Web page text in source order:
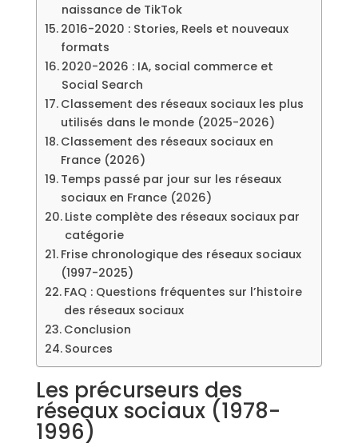
naissance de TikTok
2016-2020 : Stories, Reels et nouveaux
formats
2020-2026 : IA, social commerce et
Social Search
Classement des réseaux sociaux les plus
utilisés dans le monde (2025-2026)
Classement des réseaux sociaux en
France (2026)
Temps passé par jour sur les réseaux
sociaux en France (2026)
Liste complète des réseaux sociaux par
catégorie
Frise chronologique des réseaux sociaux
(1997-2025)
FAQ : Questions fréquentes sur l’histoire
des réseaux sociaux
Conclusion
Sources
Les précurseurs des
réseaux sociaux (1978-
1996)